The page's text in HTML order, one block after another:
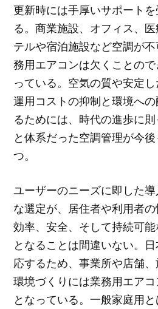
更新時には手厚いサポート
る。商業施設、オフィス、
テルや宿泊施設など空調が
務用エアコンは欠くことの
っている。空気の質や安定
運用コストの抑制と環境へ
るためには、時代の進歩に
と体系だった空調管理が今
つ。
ユーザーのニーズに即した
な選定が、居住者や利用者
効率、安全、そして持続可
となることは間違いない。
応するため、事業所や店舗
環境づくりには業務用エア
となっている。一般家庭用